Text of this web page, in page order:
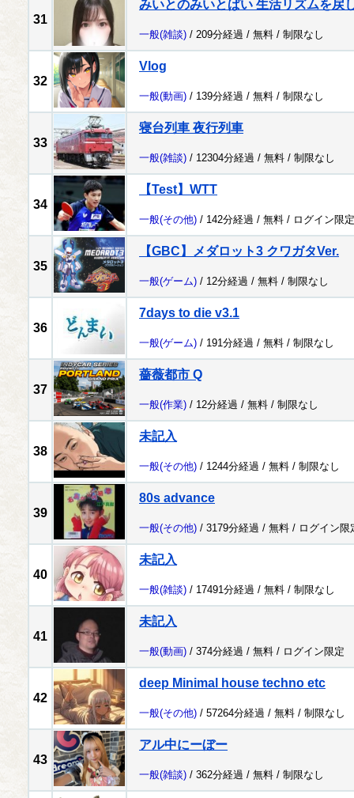
31
みいとのみいとぱい 生活リズムを戻
一般(雑談) / 209分経過 / 無料 / 制限なし
32
Vlog
一般(動画) / 139分経過 / 無料 / 制限なし
33
寝台列車 夜行列車
一般(雑談) / 12304分経過 / 無料 / 制限なし
34
【Test】WTT
一般(その他) / 142分経過 / 無料 / ログイン限定
35
【GBC】メダロット3 クワガタVer.
一般(ゲーム) / 12分経過 / 無料 / 制限なし
36
7days to die v3.1
一般(ゲーム) / 191分経過 / 無料 / 制限なし
37
薔薇都市 Q
一般(作業) / 12分経過 / 無料 / 制限なし
38
未記入
一般(その他) / 1244分経過 / 無料 / 制限なし
39
80s advance
一般(その他) / 3179分経過 / 無料 / ログイン限
40
未記入
一般(雑談) / 17491分経過 / 無料 / 制限なし
41
未記入
一般(動画) / 374分経過 / 無料 / ログイン限定
42
deep Minimal house techno etc
一般(その他) / 57264分経過 / 無料 / 制限なし
43
アル中にーぼー
一般(雑談) / 362分経過 / 無料 / 制限なし